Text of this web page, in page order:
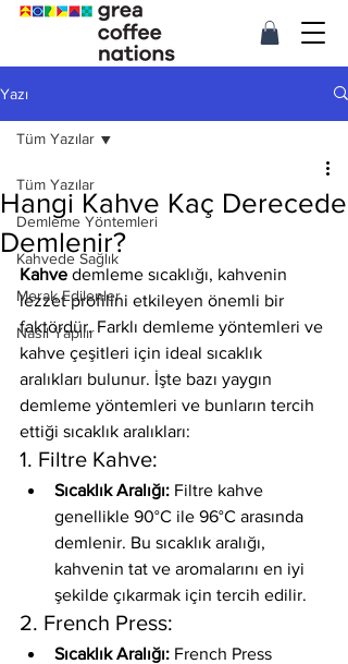
Yazı
Tüm Yazılar
Demleme Yöntemleri
Kahvede Sağlık
Merak Edilenler
Nasıl Yapılır
Tüm Yazılar
Hangi Kahve Kaç Derecede
Demlenir?
Kahve demleme sıcaklığı, kahvenin
lezzet profilini etkileyen önemli bir
faktördür. Farklı demleme yöntemleri ve
kahve çeşitleri için ideal sıcaklık
aralıkları bulunur. İşte bazı yaygın
demleme yöntemleri ve bunların tercih
ettiği sıcaklık aralıkları:
1. Filtre Kahve:
Sıcaklık Aralığı: Filtre kahve
genellikle 90°C ile 96°C arasında
demlenir. Bu sıcaklık aralığı,
kahvenin tat ve aromalarını en iyi
şekilde çıkarmak için tercih edilir.
2. French Press:
Sıcaklık Aralığı: French Press